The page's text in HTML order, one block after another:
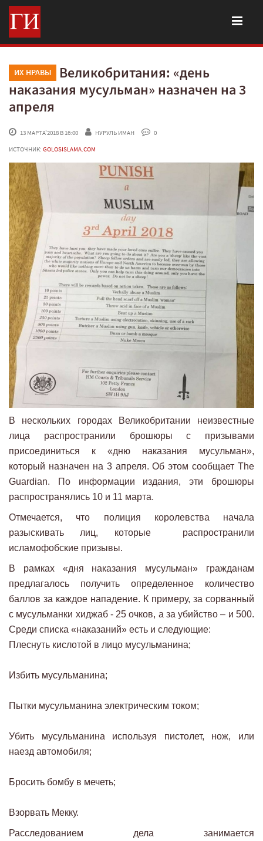
ИХ НРАВЫ
Великобритания: «день
наказания мусульман» назначен на 3
апреля
13 МАРТА'2018 В 16:00 НУРУЛЬ ИМАН
0
ИСТОЧНИК: GOLOSISLAMA.COM
В нескольких городах Великобритании неизвестные
лица распространили брошюры с призывами
присоединиться к «дню наказания мусульман»,
который назначен на 3 апреля. Об этом сообщает The
Guardian. По информации издания, эти брошюры
распространялись 10 и 11 марта.
Отмечается, что полиция королевства начала
разыскивать лиц, которые распространили
исламофобские призывы.
В рамках «дня наказания мусульман» гражданам
предлагалось получить определенное количество
баллов за каждое нападение. К примеру, за сорванный
с мусульманки хиджаб - 25 очков, а за убийство – и 500.
Среди списка «наказаний» есть и следующие:
Плеснуть кислотой в лицо мусульманина;
Избить мусульманина;
Пытки мусульманина электрическим током;
Убить мусульманина используя пистолет, нож, или
наезд автомобиля;
Бросить бомбу в мечеть;
Взорвать Мекку.
Расследованием дела занимается